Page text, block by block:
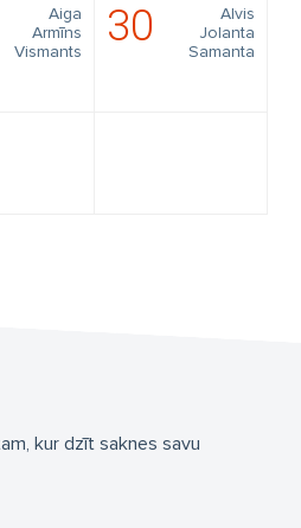
Aiga
Armīns
Vismants
30
Alvis
Jolanta
Samanta
kur dzīt saknes savu